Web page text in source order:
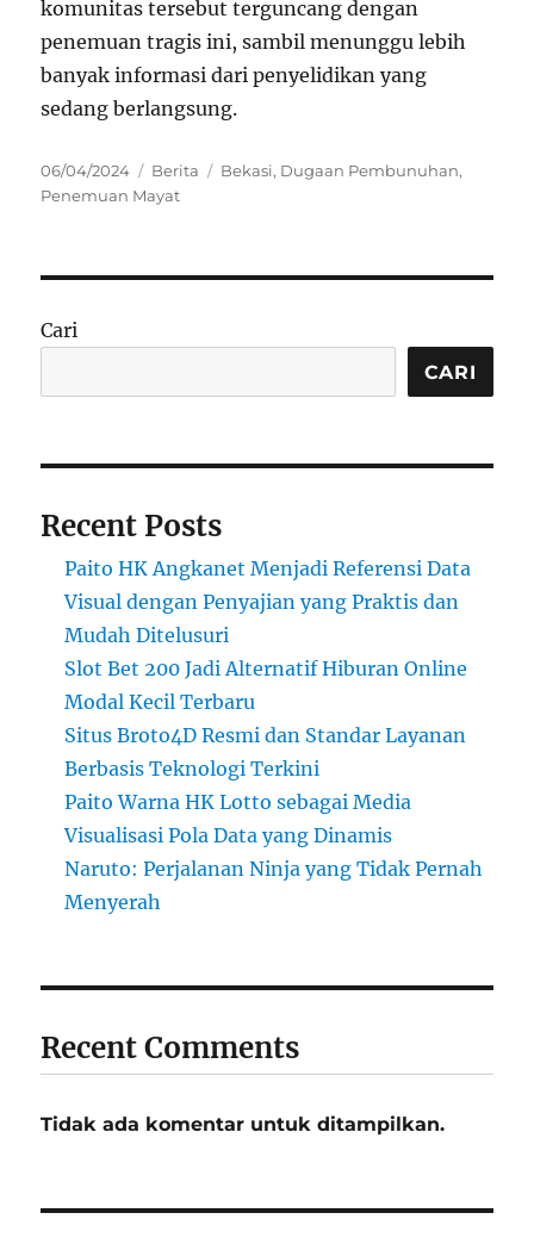
komunitas tersebut terguncang dengan
penemuan tragis ini, sambil menunggu lebih
banyak informasi dari penyelidikan yang
sedang berlangsung.
Posted
on
06/04/2024 Categories
Berita Tags
Bekasi, Dugaan Pembunuhan,
Penemuan Mayat
Cari
CARI
Recent Posts
Paito HK Angkanet Menjadi Referensi Data
Visual dengan Penyajian yang Praktis dan
Mudah Ditelusuri
Slot Bet 200 Jadi Alternatif Hiburan Online
Modal Kecil Terbaru
Situs Broto4D Resmi dan Standar Layanan
Berbasis Teknologi Terkini
Paito Warna HK Lotto sebagai Media
Visualisasi Pola Data yang Dinamis
Naruto: Perjalanan Ninja yang Tidak Pernah
Menyerah
Recent Comments
Tidak ada komentar untuk ditampilkan.